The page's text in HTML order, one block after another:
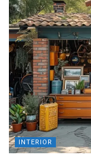
INTERIOR